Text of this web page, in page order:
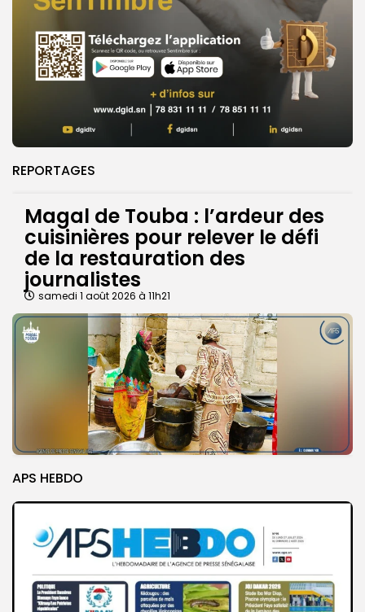
REPORTAGES
Magal de Touba : l’ardeur des
cuisinières pour relever le défi
de la restauration des
journalistes
samedi 1 août 2026 à 11h21
APS HEBDO